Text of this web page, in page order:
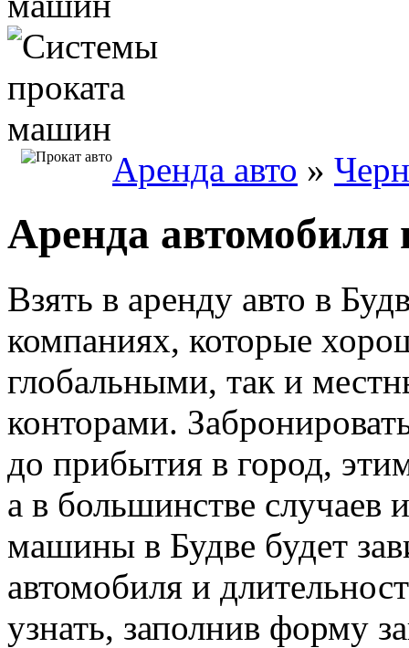
Аренда авто »
Аренда автомобиля
Взять в аренду авто в
компаниях, которые
глобальными, так и
конторами.
до прибытия в город,
а в большинстве случаев
машины в Будве будет
автомобиля и
узнать, заполнив форму